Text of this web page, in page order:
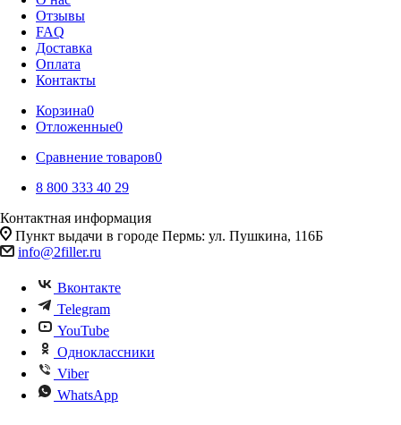
Отзывы
FAQ
Доставка
Оплата
Контакты
Корзина0
Отложенные0
Сравнение товаров0
8 800 333 40 29
Контактная информация
Пункт выдачи в городе Пермь: ул. Пушкина, 116Б
info@2filler.ru
Вконтакте
Telegram
YouTube
Одноклассники
Viber
WhatsApp